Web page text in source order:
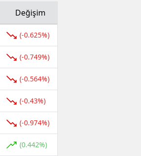
Değişim
(-0.625%)
(-0.749%)
(-0.564%)
(-0.43%)
(-0.974%)
(0.442%)